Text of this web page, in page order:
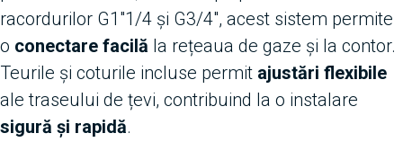
racordurilor G1″1/4 și G3/4″, acest sistem permite
o conectare facilă la rețeaua de gaze și la contor.
Teurile și coturile incluse permit ajustări flexibile
ale traseului de țevi, contribuind la o instalare
sigură și rapidă.